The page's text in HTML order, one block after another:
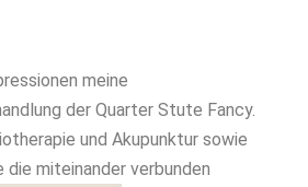
meine
der Quarter Stute Fancy.
und Akupunktur sowie
die miteinander verbunden